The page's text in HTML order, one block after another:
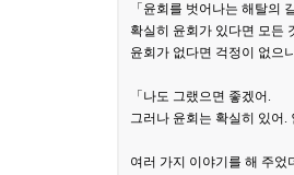
「윤회를 벗어나는 해탈의
확실히 윤회가 있다면 모든
윤회가 없다면 걱정이 없으
「나도 그랬으면 좋겠어.
그러나 윤회는 확실히 있
여러 가지 이야기를 해 주었